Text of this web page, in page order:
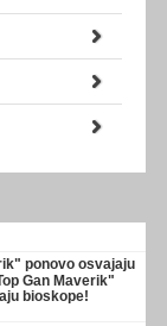
Gan Maverik"
bioskope!